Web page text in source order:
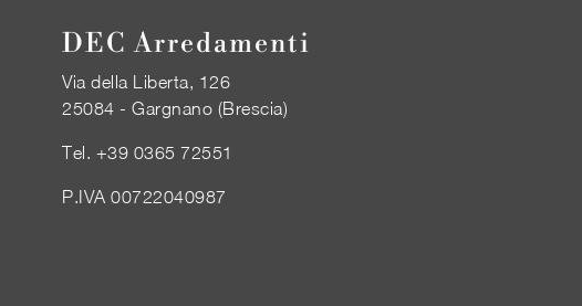
DEC Arredamenti
Via della Liberta, 126
25084 - Gargnano (Brescia)
Tel. +39 0365 72551
P.IVA 00722040987